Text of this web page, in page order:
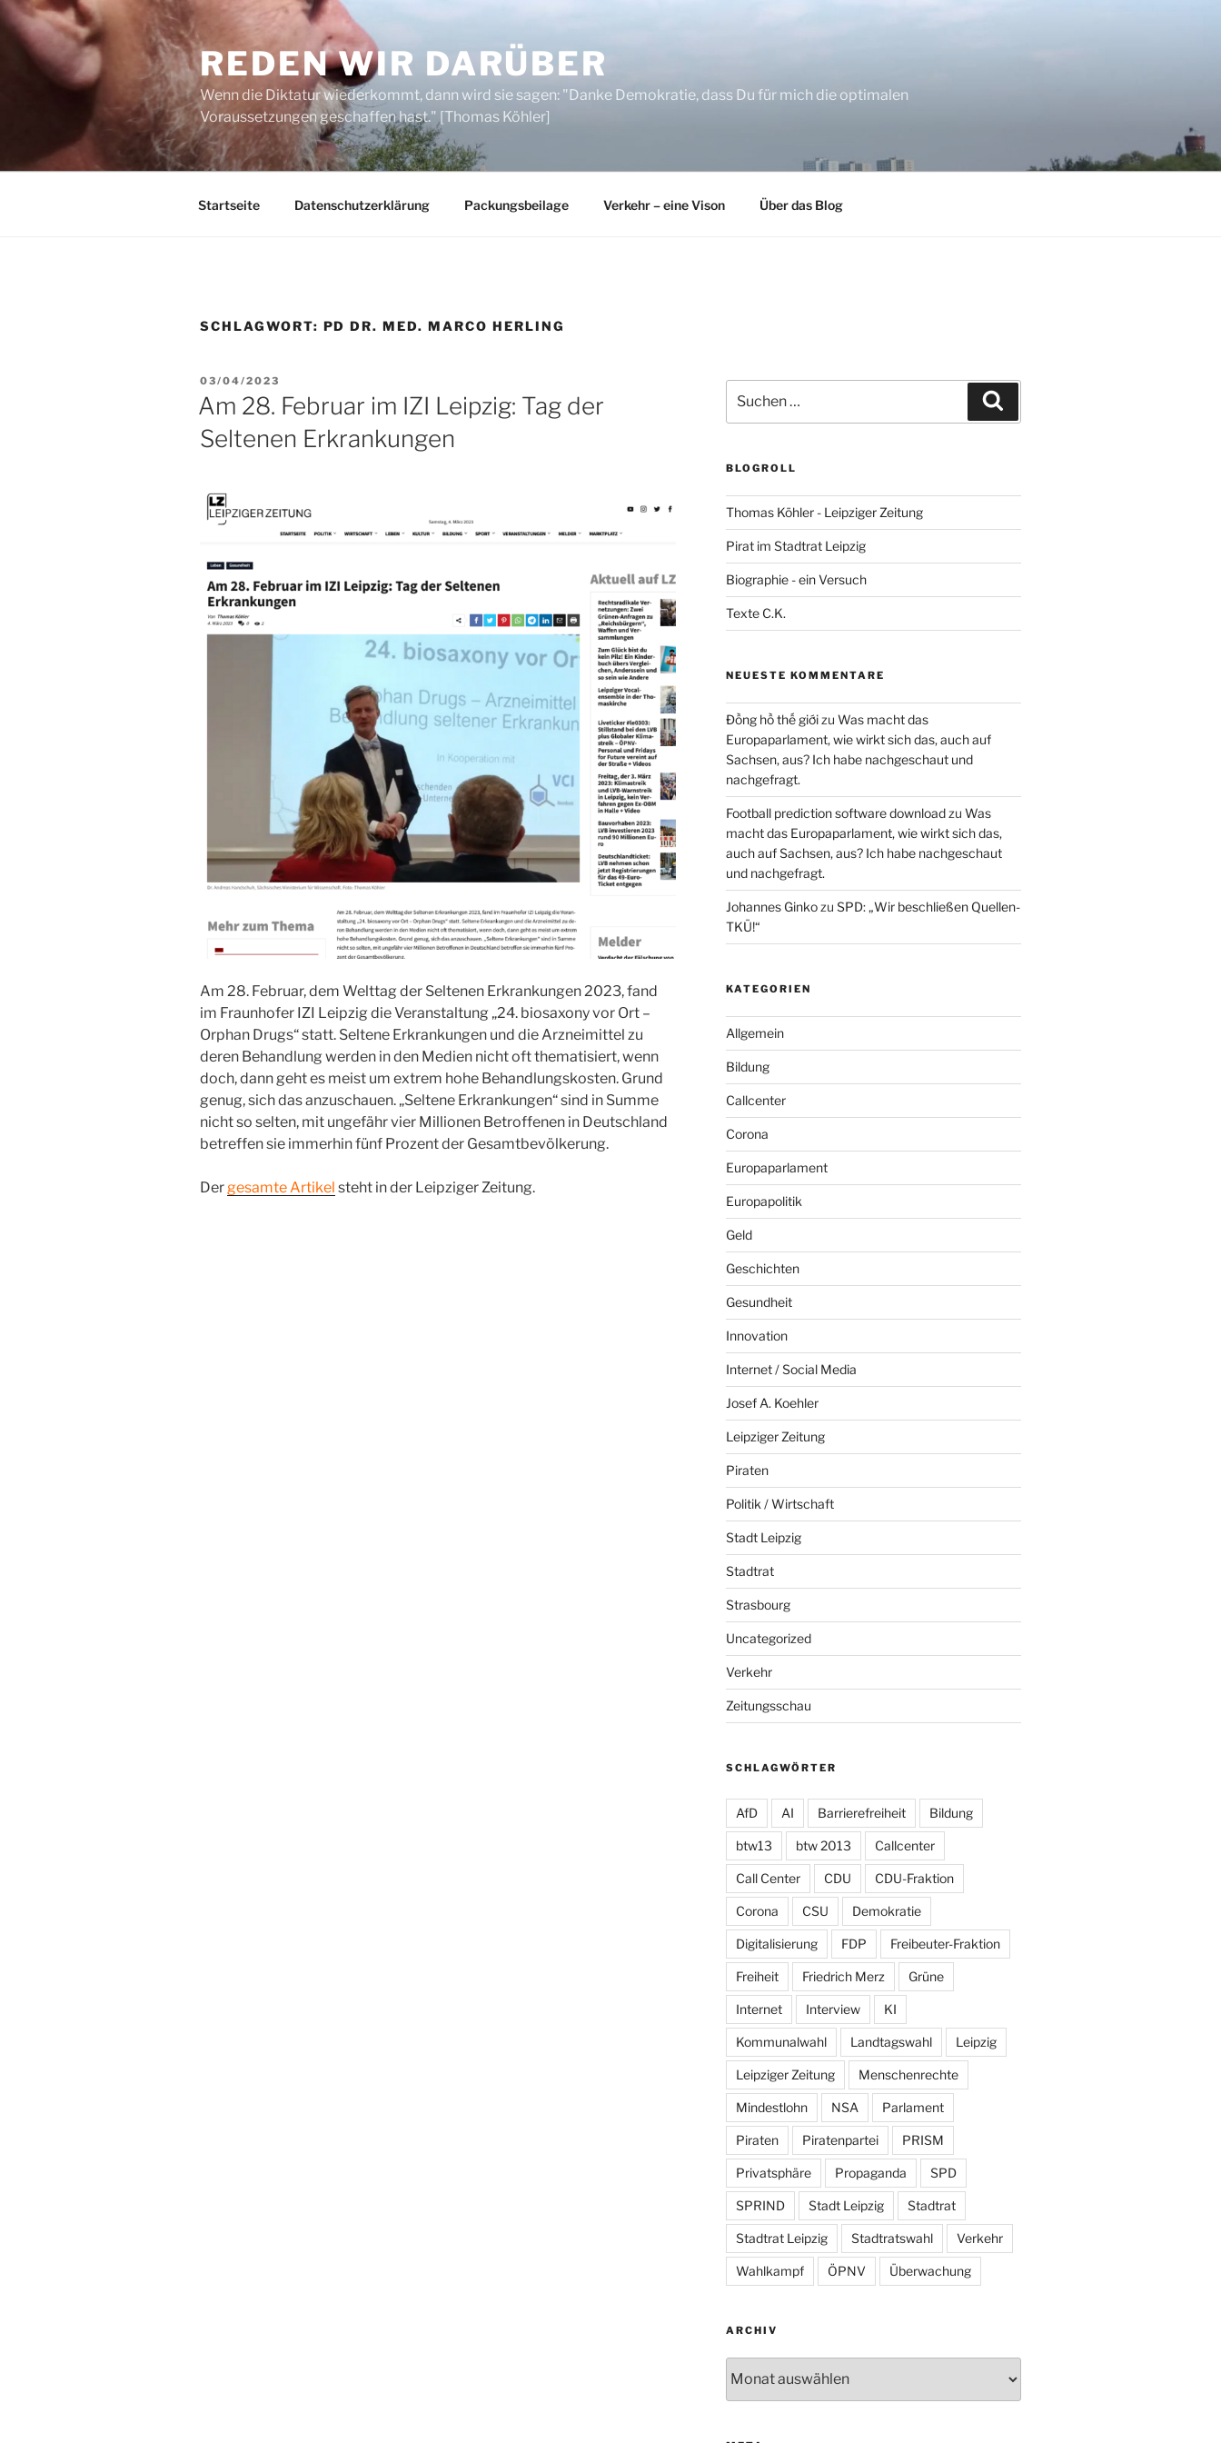
Zum
Inhalt
springen
REDEN WIR DARÜBER
Wenn die Diktatur wiederkommt, dann wird sie sagen: "Danke Demokratie, dass Du für mich die optimalen
Voraussetzungen geschaffen hast." [Thomas Köhler]
Startseite Datenschutzerklärung Packungsbeilage Verkehr – eine Vison Über das Blog
SCHLAGWORT: PD DR. MED. MARCO HERLING
VERÖFFENTLICHT
AM
03/04/2023
Am 28. Februar im IZI Leipzig: Tag der
Seltenen Erkrankungen
Am 28. Februar, dem Welttag der Seltenen Erkrankungen 2023, fand
im Fraunhofer IZI Leipzig die Veranstaltung „24. biosaxony vor Ort –
Orphan Drugs“ statt. Seltene Erkrankungen und die Arzneimittel zu
deren Behandlung werden in den Medien nicht oft thematisiert, wenn
doch, dann geht es meist um extrem hohe Behandlungskosten. Grund
genug, sich das anzuschauen. „Seltene Erkrankungen“ sind in Summe
nicht so selten, mit ungefähr vier Millionen Betroffenen in Deutschland
betreffen sie immerhin fünf Prozent der Gesamtbevölkerung.
Dergesamte Artikel steht in der Leipziger Zeitung.
nach:
BLOGROLL
Thomas Köhler - Leipziger Zeitung
Pirat im Stadtrat Leipzig
Biographie - ein Versuch
Texte C.K.
NEUESTE KOMMENTARE
Đồng hồ thế giớizu Was macht das
Europaparlament, wie wirkt sich das, auch auf
Sachsen, aus? Ich habe nachgeschaut und
nachgefragt.
Football prediction software downloadzu Was
macht das Europaparlament, wie wirkt sich das,
auch auf Sachsen, aus? Ich habe nachgeschaut
und nachgefragt.
Johannes Ginkozu SPD: „Wir beschließen Quellen-
TKÜ!“
KATEGORIEN
Allgemein
Bildung
Callcenter
Corona
Europaparlament
Europapolitik
Geld
Geschichten
Gesundheit
Innovation
Internet / Social Media
Josef A. Koehler
Leipziger Zeitung
Piraten
Politik / Wirtschaft
Stadt Leipzig
Stadtrat
Strasbourg
Uncategorized
Verkehr
Zeitungsschau
SCHLAGWÖRTER
AfD AI Barrierefreiheit Bildung
btw13 btw 2013 Callcenter
Call Center CDU CDU-Fraktion
Corona CSU Demokratie
Digitalisierung FDP Freibeuter-Fraktion
Freiheit Friedrich Merz Grüne
Internet Interview KI
Kommunalwahl Landtagswahl Leipzig
Leipziger Zeitung Menschenrechte
Mindestlohn NSA Parlament
Piraten Piratenpartei PRISM
Privatsphäre Propaganda SPD
SPRIND Stadt Leipzig Stadtrat
Stadtrat Leipzig Stadtratswahl Verkehr
Wahlkampf ÖPNV Überwachung
ARCHIV